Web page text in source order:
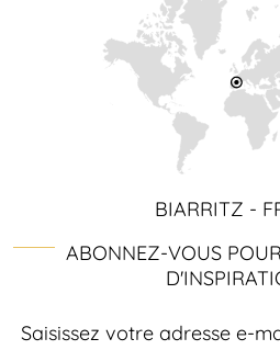
BIARRITZ -
ABONNEZ-VOUS
Saisissez votre adresse e-